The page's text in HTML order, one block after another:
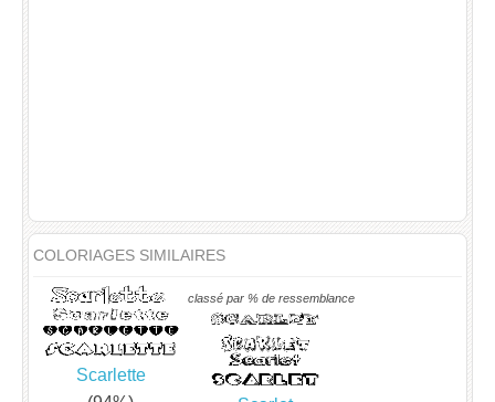
COLORIAGES SIMILAIRES
classé par % de ressemblance
Scarlette